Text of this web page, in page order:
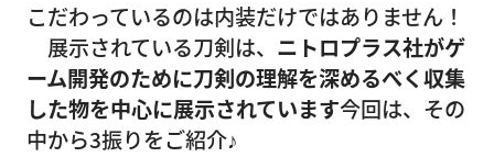
こだわっているのは内装だけではありません！
展示されている刀剣は、 ニトロプラス社がゲ
ーム開発のために刀剣の理解を深めるべく収集
した物を中心に展示されています今回は、その
中から3振りをご紹介♪